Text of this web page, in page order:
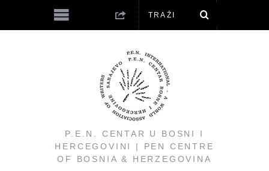
P.E.N. CENTAR U BOSNI I
HERCEGOVINI | PEN CENTRE
OF BOSNIA & HERZEGOVINA